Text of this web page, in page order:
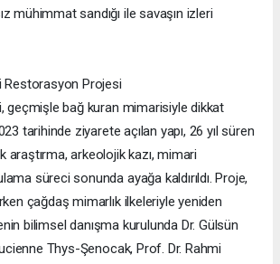
mühimmat sandığı ile savaşın izleri
Restorasyon Projesi
geçmişle bağ kuran mimarisiyle dikkat
tarihinde ziyarete açılan yapı, 26 yıl süren
araştırma, arkeolojik kazı, mimari
süreci sonunda ayağa kaldırıldı. Proje,
çağdaş mimarlık ilkeleriyle yeniden
bilimsel danışma kurulunda Dr. Gülsün
Thys-Şenocak, Prof. Dr. Rahmi